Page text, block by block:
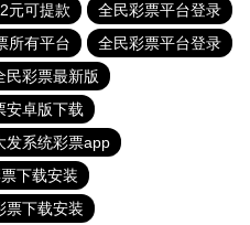
元可提款
全民彩票平台登录
所有平台
全民彩票平台登录
民彩票最新版
安卓版下载
发系统彩票app
下载安装
票下载安装